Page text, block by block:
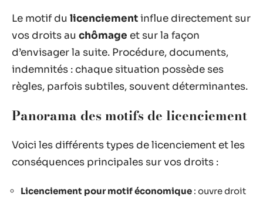
Le motif du licenciementinflue directement sur
vos droits au chômage et sur la façon
d’envisager la suite. Procédure, documents,
indemnités : chaque situation possède ses
règles, parfois subtiles, souvent déterminantes.
Panorama des motifs de licenciement
Voici les différents types de licenciement et les
conséquences principales sur vos droits :
Licenciement pour motif économique : ouvre droit